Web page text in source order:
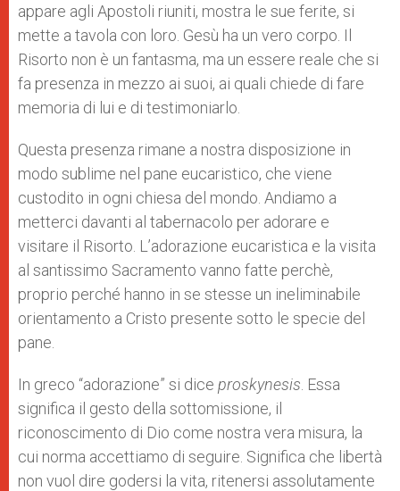
appare agli Apostoli riuniti, mostra le sue ferite, si
mette a tavola con loro. Gesù ha un vero corpo. Il
Risorto non è un fantasma, ma un essere reale che si
fa presenza in mezzo ai suoi, ai quali chiede di fare
memoria di lui e di testimoniarlo.
Questa presenza rimane a nostra disposizione in
modo sublime nel pane eucaristico, che viene
custodito in ogni chiesa del mondo. Andiamo a
metterci davanti al tabernacolo per adorare e
visitare il Risorto. L’adorazione eucaristica e la visita
al santissimo Sacramento vanno fatte perchè,
proprio perché hanno in se stesse un ineliminabile
orientamento a Cristo presente sotto le specie del
pane.
In greco “adorazione” si dice proskynesis . Essa
significa il gesto della sottomissione, il
riconoscimento di Dio come nostra vera misura, la
cui norma accettiamo di seguire. Significa che libertà
non vuol dire godersi la vita, ritenersi assolutamente